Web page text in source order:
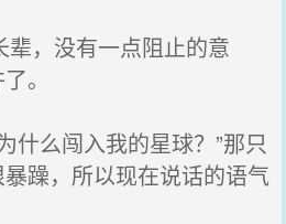
，没有一点阻止的意
。
什么闯入我的星球？”那只
躁，所以现在说话的语气